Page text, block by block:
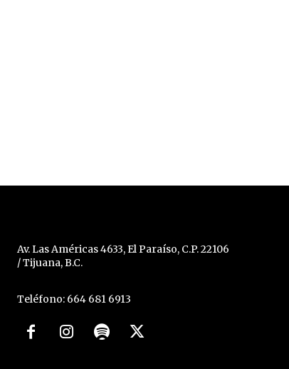
Av. Las Américas 4633, El Paraíso, C.P. 22106
/ Tijuana, B.C.
Teléfono: 664 681 6913